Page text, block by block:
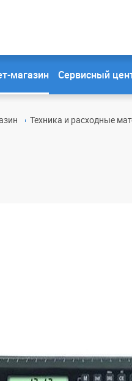
магазин Сервисный
Техника и расходные